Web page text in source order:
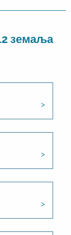
земаља